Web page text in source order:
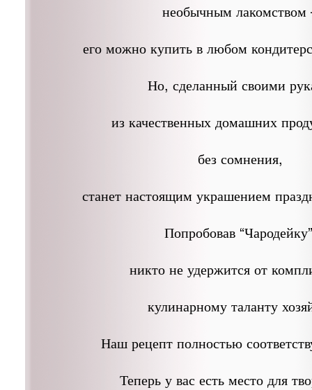
необычным лакомством
его можно купить в любом
Но, сделанный своими
из качественных домашних
без сомнения,
станет настоящим украшением
Попробовав
никто не удержится от
кулинарному таланту
Наш рецепт полностью
Теперь у вас есть место для